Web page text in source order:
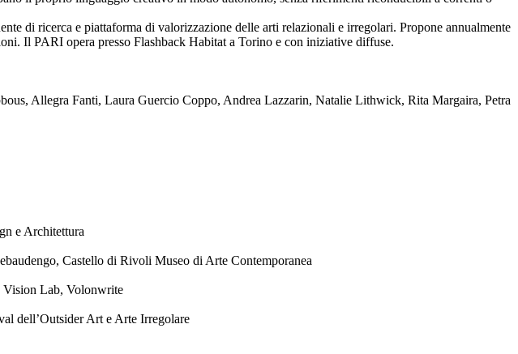
di ricerca e piattaforma di valorizzazione delle arti relazionali e irregolari. Propone annualmente
Il PARI opera presso Flashback Habitat a Torino e con iniziative diffuse.
Allegra Fanti, Laura Guercio Coppo, Andrea Lazzarin, Natalie Lithwick, Rita Margaira, Petra
e Architettura
Castello di Rivoli Museo di Arte Contemporanea
Vision Lab, Volonwrite
dell’Outsider Art e Arte Irregolare